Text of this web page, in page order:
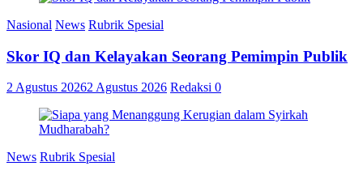
Nasional News Rubrik Spesial
Skor IQ dan Kelayakan Seorang Pemimpin Publik
2 Agustus 20262 Agustus 2026 Redaksi 0
News Rubrik Spesial